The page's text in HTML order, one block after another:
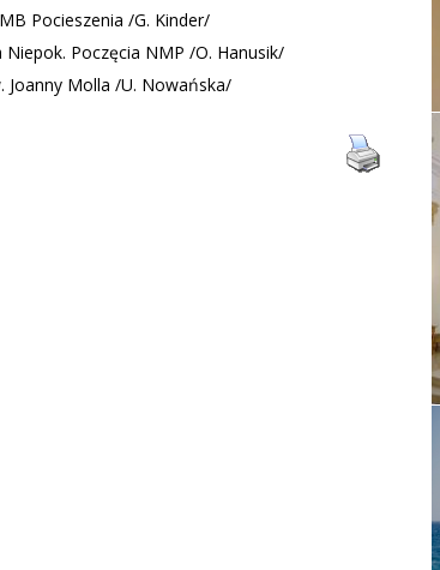
Pocieszenia /G. Kinder/
Poczęcia NMP /O. Hanusik/
Joanny Molla /U. Nowańska/